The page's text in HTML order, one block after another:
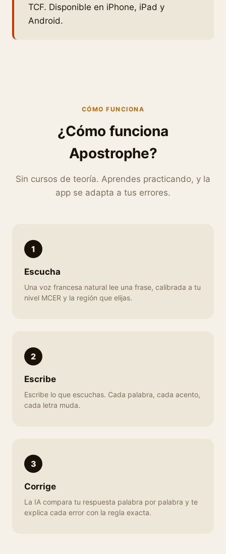
TCF. Disponible en iPhone, iPad y
Android.
CÓMO FUNCIONA
¿Cómo funciona
Apostrophe?
Sin cursos de teoría. Aprendes practicando, y la
app se adapta a tus errores.
1
Escucha
Una voz francesa natural lee una frase, calibrada a tu
nivel MCER y la región que elijas.
2
Escribe
Escribe lo que escuchas. Cada palabra, cada acento,
cada letra muda.
3
Corrige
La IA compara tu respuesta palabra por palabra y te
explica cada error con la regla exacta.